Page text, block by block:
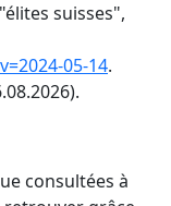
suisses",
05-14.
consultées à